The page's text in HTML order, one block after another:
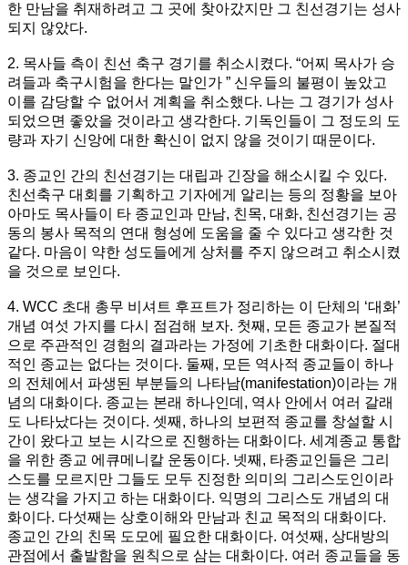
한 만남을 취재하려고 그 곳에 찾아갔지만 그 친선경기는 성사
되지 않았다.
2. 목사들 측이 친선 축구 경기를 취소시켰다. “어찌 목사가 승
려들과 축구시험을 한다는 말인가 ” 신우들의 불평이 높았고
이를 감당할 수 없어서 계획을 취소했다. 나는 그 경기가 성사
되었으면 좋았을 것이라고 생각한다. 기독인들이 그 정도의 도
량과 자기 신앙에 대한 확신이 없지 않을 것이기 때문이다.
3. 종교인 간의 친선경기는 대립과 긴장을 해소시킬 수 있다.
친선축구 대회를 기획하고 기자에게 알리는 등의 정황을 보아
아마도 목사들이 타 종교인과 만남, 친목, 대화, 친선경기는 공
동의 봉사 목적의 연대 형성에 도움을 줄 수 있다고 생각한 것
같다. 마음이 약한 성도들에게 상처를 주지 않으려고 취소시켰
을 것으로 보인다.
4. WCC 초대 총무 비셔트 후프트가 정리하는 이 단체의 ‘대화’
개념 여섯 가지를 다시 점검해 보자. 첫째, 모든 종교가 본질적
으로 주관적인 경험의 결과라는 가정에 기초한 대화이다. 절대
적인 종교는 없다는 것이다. 둘째, 모든 역사적 종교들이 하나
의 전체에서 파생된 부분들의 나타남(manifestation)이라는 개
념의 대화이다. 종교는 본래 하나인데, 역사 안에서 여러 갈래
도 나타났다는 것이다. 셋째, 하나의 보편적 종교를 창설할 시
간이 왔다고 보는 시각으로 진행하는 대화이다. 세계종교 통합
을 위한 종교 에큐메니칼 운동이다. 넷째, 타종교인들은 그리
스도를 모르지만 그들도 모두 진정한 의미의 그리스도인이라
는 생각을 가지고 하는 대화이다. 익명의 그리스도 개념의 대
화이다. 다섯째는 상호이해와 만남과 친교 목적의 대화이다.
종교인 간의 친목 도모에 필요한 대화이다. 여섯째, 상대방의
관점에서 출발함을 원칙으로 삼는 대화이다. 여러 종교들을 동